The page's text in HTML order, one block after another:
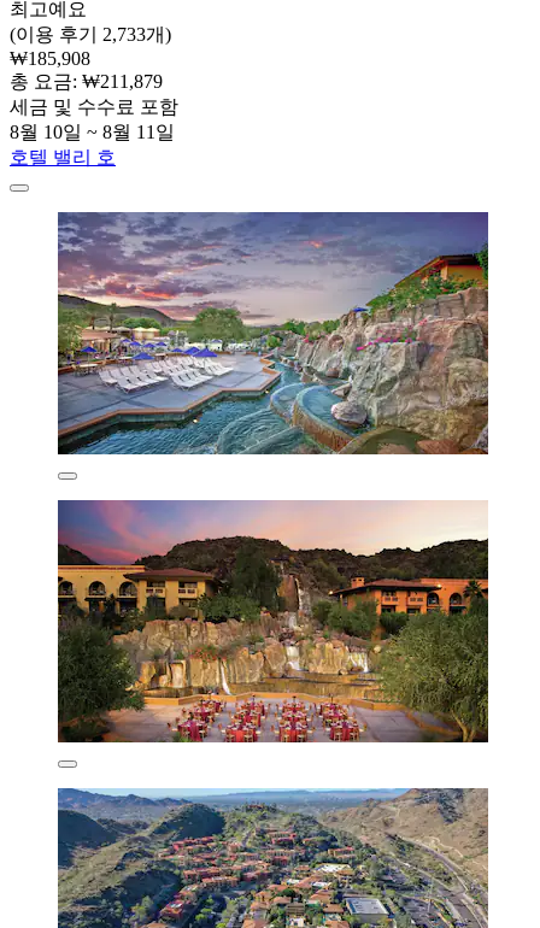
최고예요
(이용 후기 2,733개)
₩185,908
총 요금: ₩211,879
세금 및 수수료 포함
8월 10일 ~ 8월 11일
호텔 밸리 호